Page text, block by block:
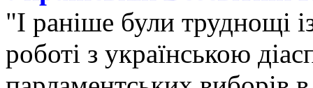
"І раніше були труднощі
роботі з українською